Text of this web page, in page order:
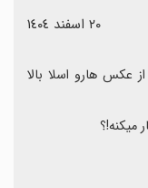
٢٠ اسفند ١٤٠٤